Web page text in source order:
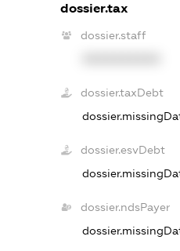
dossier.tax
dossier.staff
dossier.taxDebt
dossier.esvDebt
dossier.ndsPayer